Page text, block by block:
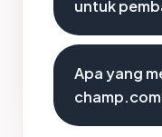
untuk
Apa yang